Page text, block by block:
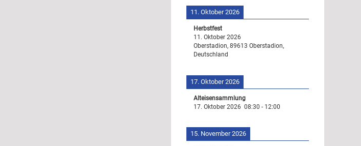
11. Oktober 2026
Herbstfest
11. Oktober 2026
Oberstadion, 89613 Oberstadion,
Deutschland
17. Oktober 2026
Alteisensammlung
17. Oktober 2026 08:30 - 12:00
15. November 2026